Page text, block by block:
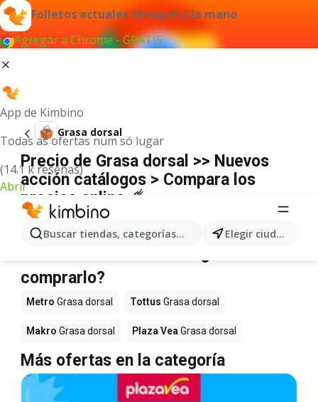
Folletos actuales siempre a la mano
Agregar a Chrome - GRATIS
App de Kimbino
Todas as ofertas num só lugar
(14.1 k reseñas)
Abrir
Buscar tiendas, categorías, productos... Elegir ciudad
Grasa dorsal
Precio de Grasa dorsal >> Nuevos
acción catálogos > Compara los
precios online ☄️
No hemos encontrado resultados para este
término.
comprarlo?
Metro Grasa dorsal Tottus Grasa dorsal
Makro Grasa dorsal Plaza Vea Grasa dorsal
Más ofertas en la categoría